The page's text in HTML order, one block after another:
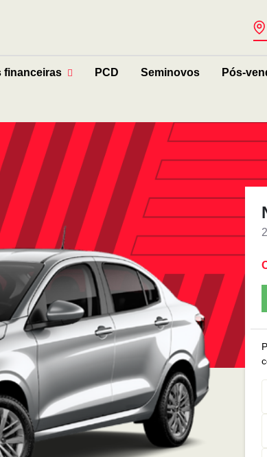
financeiras PCD Seminovos Pós-